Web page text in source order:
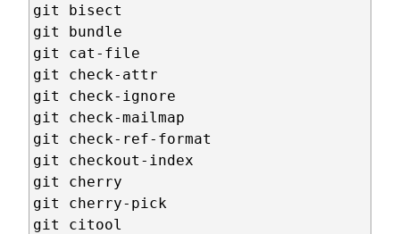
git bisect
git bundle
git cat-file
git check-attr
git check-ignore
git check-mailmap
git check-ref-format
git checkout-index
git cherry
git cherry-pick
git citool